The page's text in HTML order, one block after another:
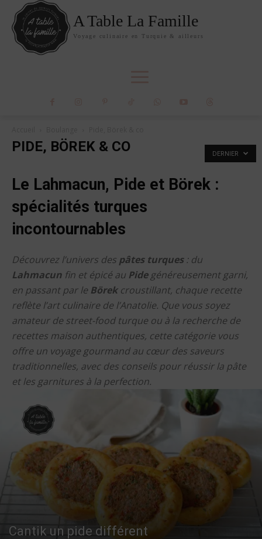
A Table La Famille
Voyage culinaire en Turquie & ailleurs
PIDE, BÖREK & CO
Le Lahmacun, Pide et Börek :
spécialités turques
incontournables
Découvrez l’univers des pâtes turques: du
Lahmacun fin et épicé au Pidegénéreusement garni,
en passant par le Börekcroustillant, chaque recette
reflète l’art culinaire de l’Anatolie. Que vous soyez
amateur de street-food turque ou à la recherche de
recettes maison authentiques, cette catégorie vous
offre un voyage gourmand au cœur des saveurs
traditionnelles, avec des conseils pour réussir la pâte
et les garnitures à la perfection.
DERNIER
Cantik un pide différent